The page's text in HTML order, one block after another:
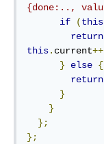
if
(this
return
this. current++
}
else {
return
}
}
};
};